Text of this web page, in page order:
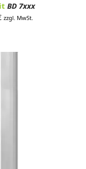
BD 7xxx
Aktueller
zzgl. MwSt.